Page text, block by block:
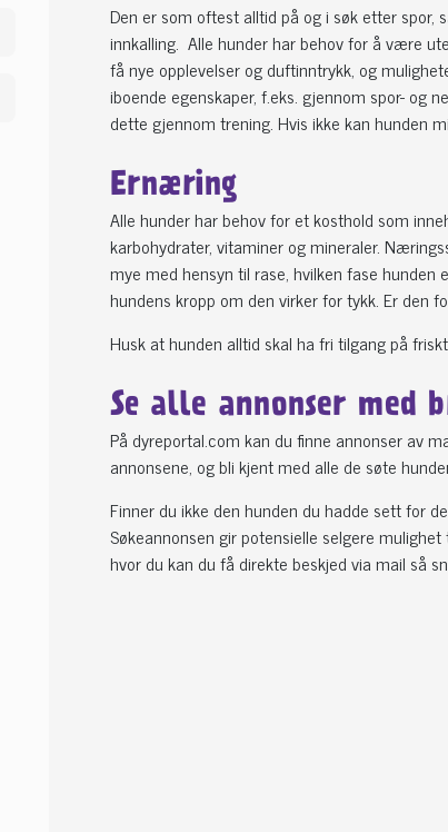
Den er som oftest alltid på og i søk etter
innkalling. Alle hunder har behov for å være
få nye opplevelser og duftinntrykk, og
iboende egenskaper, f.eks. gjennom spor- og
dette gjennom trening. Hvis ikke kan hunden
Ernæring
Alle hunder har behov for et kosthold som
karbohydrater, vitaminer og mineraler.
mye med hensyn til rase, hvilken fase hunden
hundens kropp om den virker for tykk. Er den
Husk at hunden alltid skal ha fri tilgang på
Se alle annonser med
På dyreportal.com kan du finne annonser av
annonsene, og bli kjent med alle de søte
Finner du ikke den hunden du hadde sett for
Søkeannonsen gir potensielle selgere
hvor du kan du få direkte beskjed via mail så